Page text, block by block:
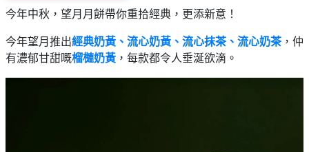
今年中秋，望月月餅帶你重拾經典，更添新意！
今年望月推出經典奶黃、流心奶黃、流心抹茶、流心奶茶，仲
有濃郁甘甜嘅榴槤奶黃 ，每款都令人垂涎欲滴。